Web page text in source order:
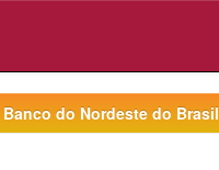
Banco do Nordeste do Brasil